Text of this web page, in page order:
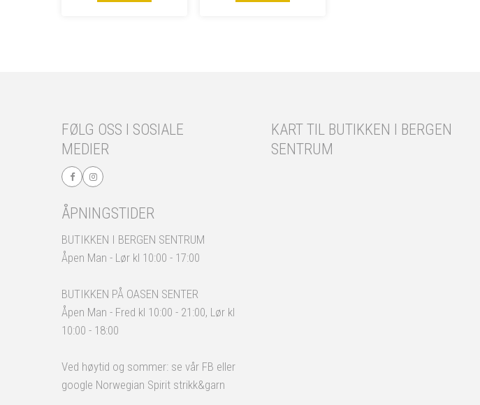
FØLG OSS I SOSIALE
MEDIER
ÅPNINGSTIDER
BUTIKKEN I BERGEN SENTRUM
Åpen Man - Lør kl 10:00 - 17:00
BUTIKKEN PÅ OASEN SENTER
Åpen Man - Fred kl 10:00 - 21:00, Lør kl
10:00 - 18:00
Ved høytid og sommer: se vår FB eller
google Norwegian Spirit strikk&garn
KART TIL BUTIKKEN I BERGEN
SENTRUM